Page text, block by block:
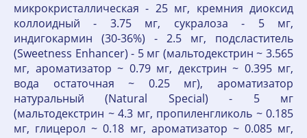
микрокристаллическая - 25 мг, кремния диоксид
коллоидный - 3.75 мг, сукралоза - 5 мг,
индигокармин (30-36%) - 2.5 мг, подсластитель
(Sweetness Enhancer) - 5 мг (мальтодекстрин ~ 3.565
мг, ароматизатор ~ 0.79 мг, декстрин ~ 0.395 мг,
вода остаточная ~ 0.25 мг), ароматизатор
натуральный (Natural Special) - 5 мг
(мальтодекстрин ~ 4.3 мг, пропиленгликоль ~ 0.185
мг, глицерол ~ 0.18 мг, ароматизатор ~ 0.085 мг,